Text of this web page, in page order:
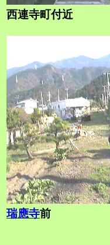
西連寺町付近
瑞應寺前